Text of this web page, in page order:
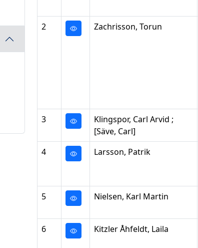
2 Zachrisson, Torun
3
Klingspor, Carl Arvid ;
[Säve, Carl]
4 Larsson, Patrik
5 Nielsen, Karl Martin
6 Kitzler Åhfeldt, Laila